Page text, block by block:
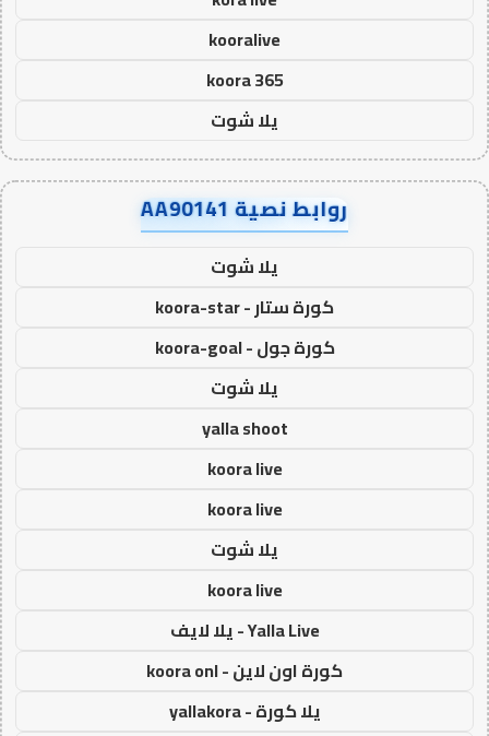
kooralive
koora 365
يلا شوت
روابط نصية AA90141
يلا شوت
كورة ستار - koora-star
كورة جول - koora-goal
يلا شوت
yalla shoot
koora live
koora live
يلا شوت
koora live
Yalla Live - يلا لايف
كورة اون لاين - koora onl
يلا كورة - yallakora